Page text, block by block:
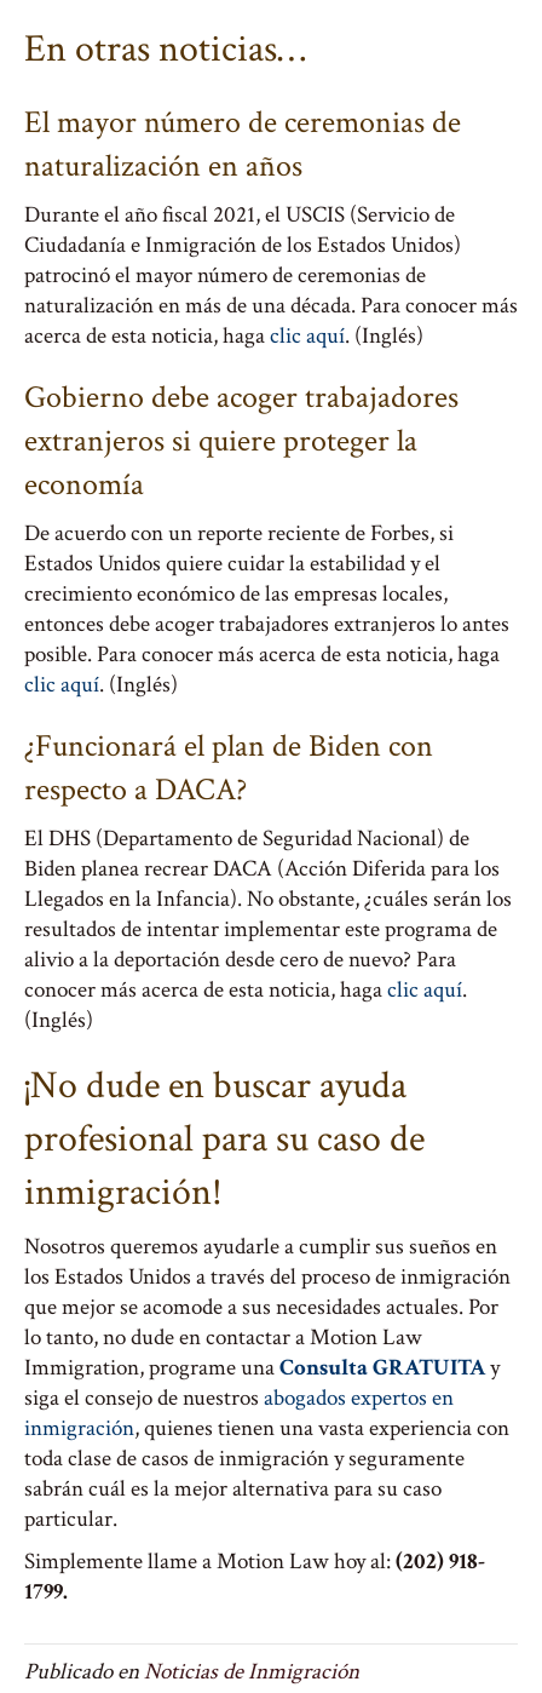
En otras noticias…
El mayor número de ceremonias de
naturalización en años
Durante el año fiscal 2021, el USCIS (Servicio de
Ciudadanía e Inmigración de los Estados Unidos)
patrocinó el mayor número de ceremonias de
naturalización en más de una década. Para conocer más
acerca de esta noticia, hagaclic aquí. (Inglés)
Gobierno debe acoger trabajadores
extranjeros si quiere proteger la
economía
De acuerdo con un reporte reciente de Forbes, si
Estados Unidos quiere cuidar la estabilidad y el
crecimiento económico de las empresas locales,
entonces debe acoger trabajadores extranjeros lo antes
posible. Para conocer más acerca de esta noticia, haga
clic aquí. (Inglés)
¿Funcionará el plan de Biden con
respecto a DACA?
El DHS (Departamento de Seguridad Nacional) de
Biden planea recrear DACA (Acción Diferida para los
Llegados en la Infancia). No obstante, ¿cuáles serán los
resultados de intentar implementar este programa de
alivio a la deportación desde cero de nuevo? Para
conocer más acerca de esta noticia, hagaclic aquí.
(Inglés)
¡No dude en buscar ayuda
profesional para su caso de
inmigración!
Nosotros queremos ayudarle a cumplir sus sueños en
los Estados Unidos a través del proceso de inmigración
que mejor se acomode a sus necesidades actuales. Por
lo tanto, no dude en contactar a Motion Law
Immigration, programe unaConsulta GRATUITAy
siga el consejo de nuestros abogados expertos en
inmigración, quienes tienen una vasta experiencia con
toda clase de casos de inmigración y seguramente
sabrán cuál es la mejor alternativa para su caso
particular.
Simplemente llame a Motion Law hoy al:(202) 918-
1799.
Publicado enNoticias de Inmigración